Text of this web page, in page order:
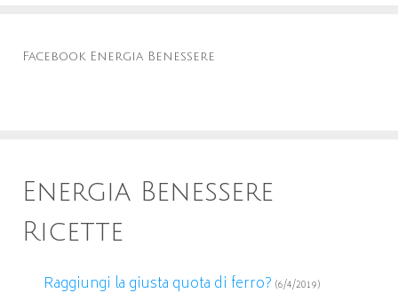
Facebook Energia Benessere
Energia Benessere
Ricette
Raggiungi la giusta quota di ferro? (6/4/2019)